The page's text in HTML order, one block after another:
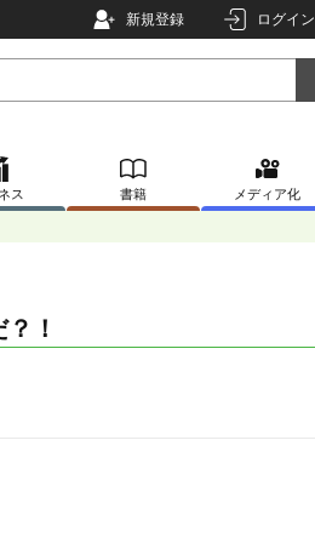
新規登録 ログイン
ス 書籍 メディア化
！